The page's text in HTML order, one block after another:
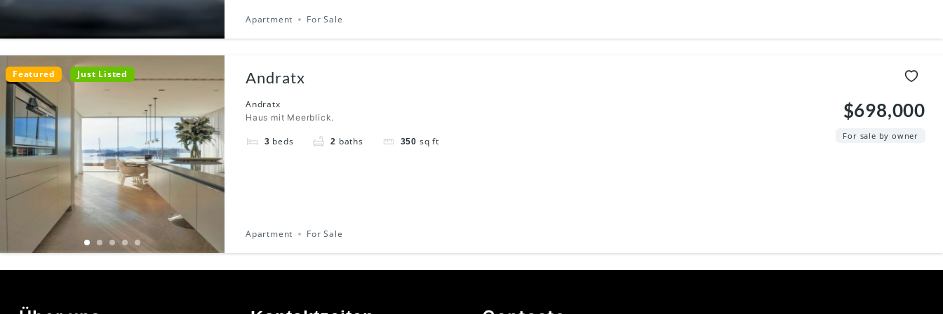
Apartment For Sale
Featured Just Listed Andratx
Andratx
Haus mit Meerblick.
3 beds 2 baths 350 sq ft
$698,000
For sale by owner
Apartment For Sale